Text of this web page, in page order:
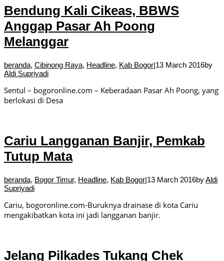
Bendung Kali Cikeas, BBWS
Anggap Pasar Ah Poong
Melanggar
beranda, Cibinong Raya, Headline, Kab Bogor|13 March 2016by
Aldi Supriyadi
Sentul – bogoronline.com – Keberadaan Pasar Ah Poong, yang
berlokasi di Desa
Cariu Langganan Banjir, Pemkab
Tutup Mata
beranda, Bogor Timur, Headline, Kab Bogor|13 March 2016byAldi
Supriyadi
Cariu, bogoronline.com-Buruknya drainase di kota Cariu
mengakibatkan kota ini jadi langganan banjir.
Jelang Pilkades Tukang Chek